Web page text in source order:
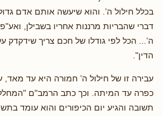
בכלל חילול ה’. והוא שיעשה אותם אדם
דברי שהבריות מרננות אחריו בשבילן,
ה’... הכל לפי גודלו של חכם צריך שידקדק
הדין".
עבירה זו של חילול ה’ חמורה היא עד מאד,
כפרה עד המיתה. וכך כתב הרמב"ם
תשובה והגיע יום הכיפורים והוא עומד